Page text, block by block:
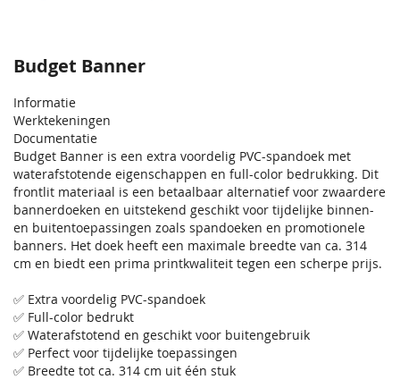
Budget Banner
Informatie
Werktekeningen
Documentatie
Budget Banner is een extra voordelig PVC-spandoek met
waterafstotende eigenschappen en full-color bedrukking. Dit
frontlit materiaal is een betaalbaar alternatief voor zwaardere
bannerdoeken en uitstekend geschikt voor tijdelijke binnen-
en buitentoepassingen zoals spandoeken en promotionele
banners. Het doek heeft een maximale breedte van ca. 314
cm en biedt een prima printkwaliteit tegen een scherpe prijs.
✅ Extra voordelig PVC-spandoek
✅ Full-color bedrukt
✅ Waterafstotend en geschikt voor buitengebruik
✅ Perfect voor tijdelijke toepassingen
✅ Breedte tot ca. 314 cm uit één stuk